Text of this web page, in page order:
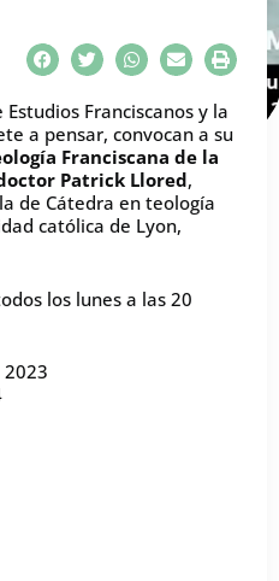
Franciscanos y la
a pensar, convocan a su
Franciscana de la
Patrick Llored,
de Cátedra en teología
católica de Lyon,
los lunes a las 20